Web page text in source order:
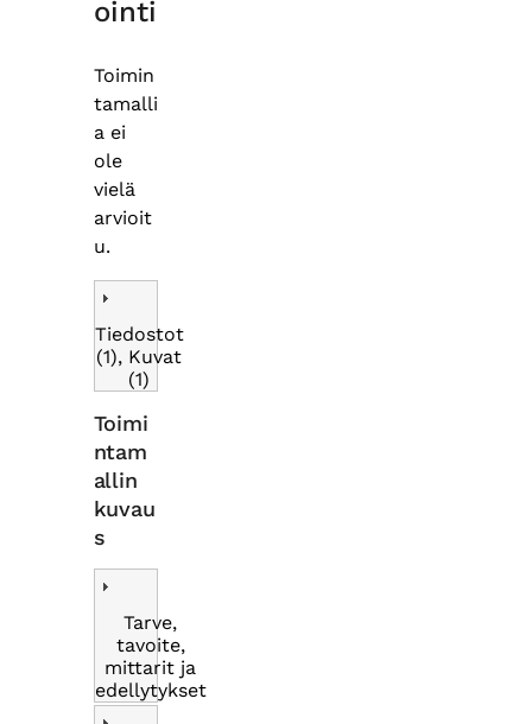
ointi
Toimin
tamalli
a ei
ole
vielä
arvioit
u.
Tiedostot
(1), Kuvat
(1)
Toimi
ntam
allin
kuvau
s
Tarve,
tavoite,
mittarit ja
edellytykset